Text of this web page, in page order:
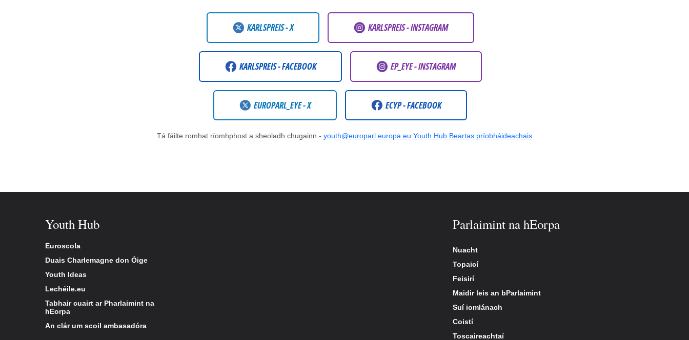
KARLSPREIS - X KARLSPREIS - INSTAGRAM
KARLSPREIS - FACEBOOK EP_EYE - INSTAGRAM
EUROPARL_EYE - X ECYP - FACEBOOK
Tá fáilte romhat ríomhphost a sheoladh chugainn - youth@europarl.europa.eu Youth Hub Beartas príobháideachais
Youth Hub
Euroscola
Duais Charlemagne don Óige
Youth Ideas
Lechéile.eu
Tabhair cuairt ar Pharlaimint na
hEorpa
An clár um scoil ambasadóra
Parlaimint na hEorpa
Nuacht
Topaicí
Feisirí
Maidir leis an bParlaimint
Suí iomlánach
Coistí
Toscaireachtaí